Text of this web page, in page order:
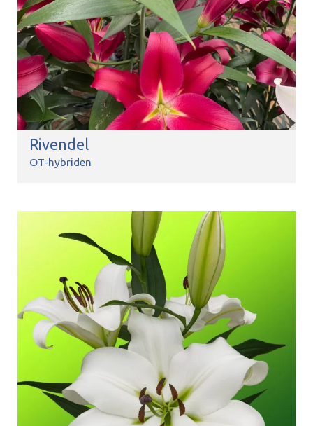
Rivendel
OT-hybriden